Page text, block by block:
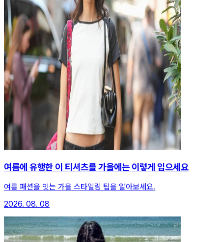
여름에 유행한 이 티셔츠를 가을에는 이렇게 입으세요
여름 패션을 잇는 가을 스타일링 팁을 알아보세요.
2026. 08. 08